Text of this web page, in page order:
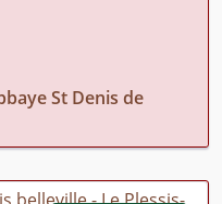
St Denis de